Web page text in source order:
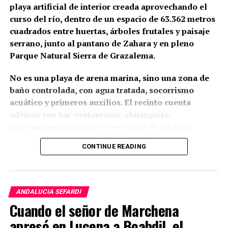
El entorno de la Cueva del Gato es ideal para
senderos que permiten disfrutar del paisaje kárstico,
A bordo se combina alojamiento, gastronomía,
visitas culturales, espectáculos y desplazamientos
en autocar de apoyo. Renfe destaca que el programa
incluye autobús de lujo durante el recorrido, guía
multilingüe y entradas a las visitas programadas.
playa artificial de interior creada aprovechando el
curso del río, dentro de un espacio de 63.362 metros
cuadrados entre huertas, árboles frutales y paisaje
serrano, junto al pantano de Zahara y en pleno
Parque Natural Sierra de Grazalema.
No es una playa de arena marina, sino una zona de
baño controlada, con agua tratada, socorrismo
acuático y primeros auxilios. El recinto cuenta
además con bar-restaurante, chiringuito,
dentro del complejo.
En julio y agosto, el área recreativa y los
aparcamientos abren de 11:00 a 20:00 horas,
mientras que la zona de baño funciona de 11:00 a
19:30 horas. En junio y septiembre, el horario del
CONTINUE READING
ANDALUCIA SEFARDI
Cuando el señor de Marchena